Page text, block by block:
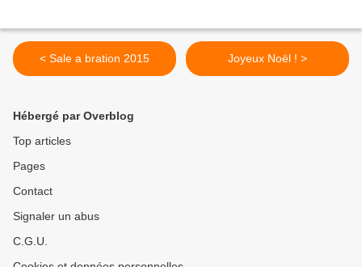
< Sale a bration 2015 Joyeux Noël ! >
Hébergé par Overblog
Top articles
Pages
Contact
Signaler un abus
C.G.U.